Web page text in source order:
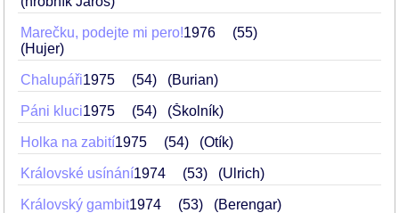
Marečku, podejte mi pero!1976
55
(Hujer)
Chalupáři1975 54 (Burian)
Páni kluci1975 54 (Školník)
Holka na zabití1975 54 (Otík)
Královské usínání1974 53 (Ulrich)
Královský gambit1974 53 (Berengar)